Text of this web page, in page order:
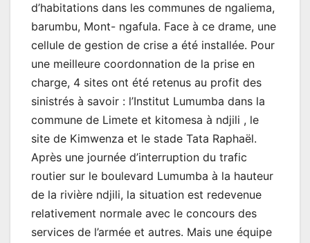
d’habitations dans les communes de ngaliema,
barumbu, Mont- ngafula. Face à ce drame, une
cellule de gestion de crise a été installée. Pour
une meilleure coordonnation de la prise en
charge, 4 sites ont été retenus au profit des
sinistrés à savoir : l’Institut Lumumba dans la
commune de Limete et kitomesa à ndjili , le
site de Kimwenza et le stade Tata Raphaël.
Après une journée d’interruption du trafic
routier sur le boulevard Lumumba à la hauteur
de la rivière ndjili, la situation est redevenue
relativement normale avec le concours des
services de l’armée et autres. Mais une équipe